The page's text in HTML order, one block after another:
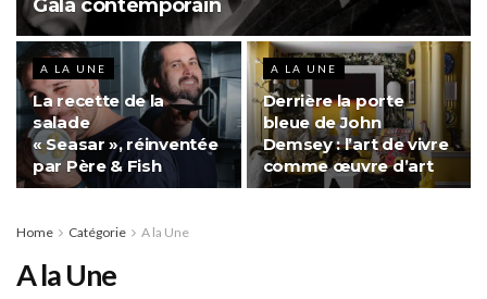
Gala contemporain
A LA UNE
La recette de la
salade
« Seasar », réinventée
par Père & Fish
A LA UNE
Derrière la porte
bleue de John
Demsey : l’art de vivre
comme œuvre d’art
Home Catégorie A la Une
A la Une